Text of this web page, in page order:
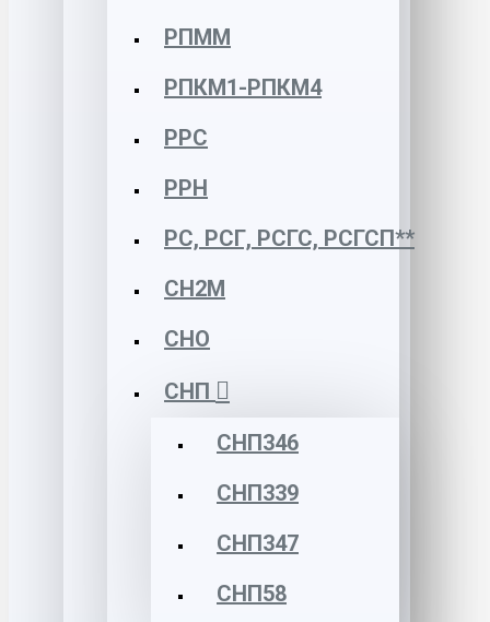
РПММ
РПКМ1-РПКМ4
РРС
РРН
РС, РСГ, РСГС, РСГСП**
СН2М
СНО
СНП
СНП346
СНП339
СНП347
СНП58